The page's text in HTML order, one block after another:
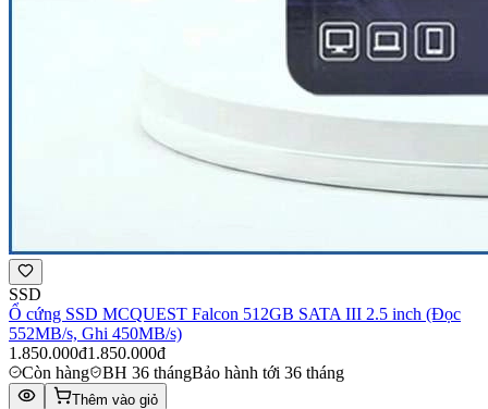
SSD
Ổ cứng SSD MCQUEST Falcon 512GB SATA III 2.5 inch (Đọc
552MB/s, Ghi 450MB/s)
1.850.000đ1.850.000đ
Còn hàng
BH 36 thángBảo hành tới 36 tháng
Thêm vào giỏ